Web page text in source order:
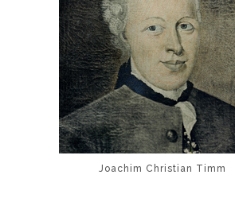
Joachim Christian Timm